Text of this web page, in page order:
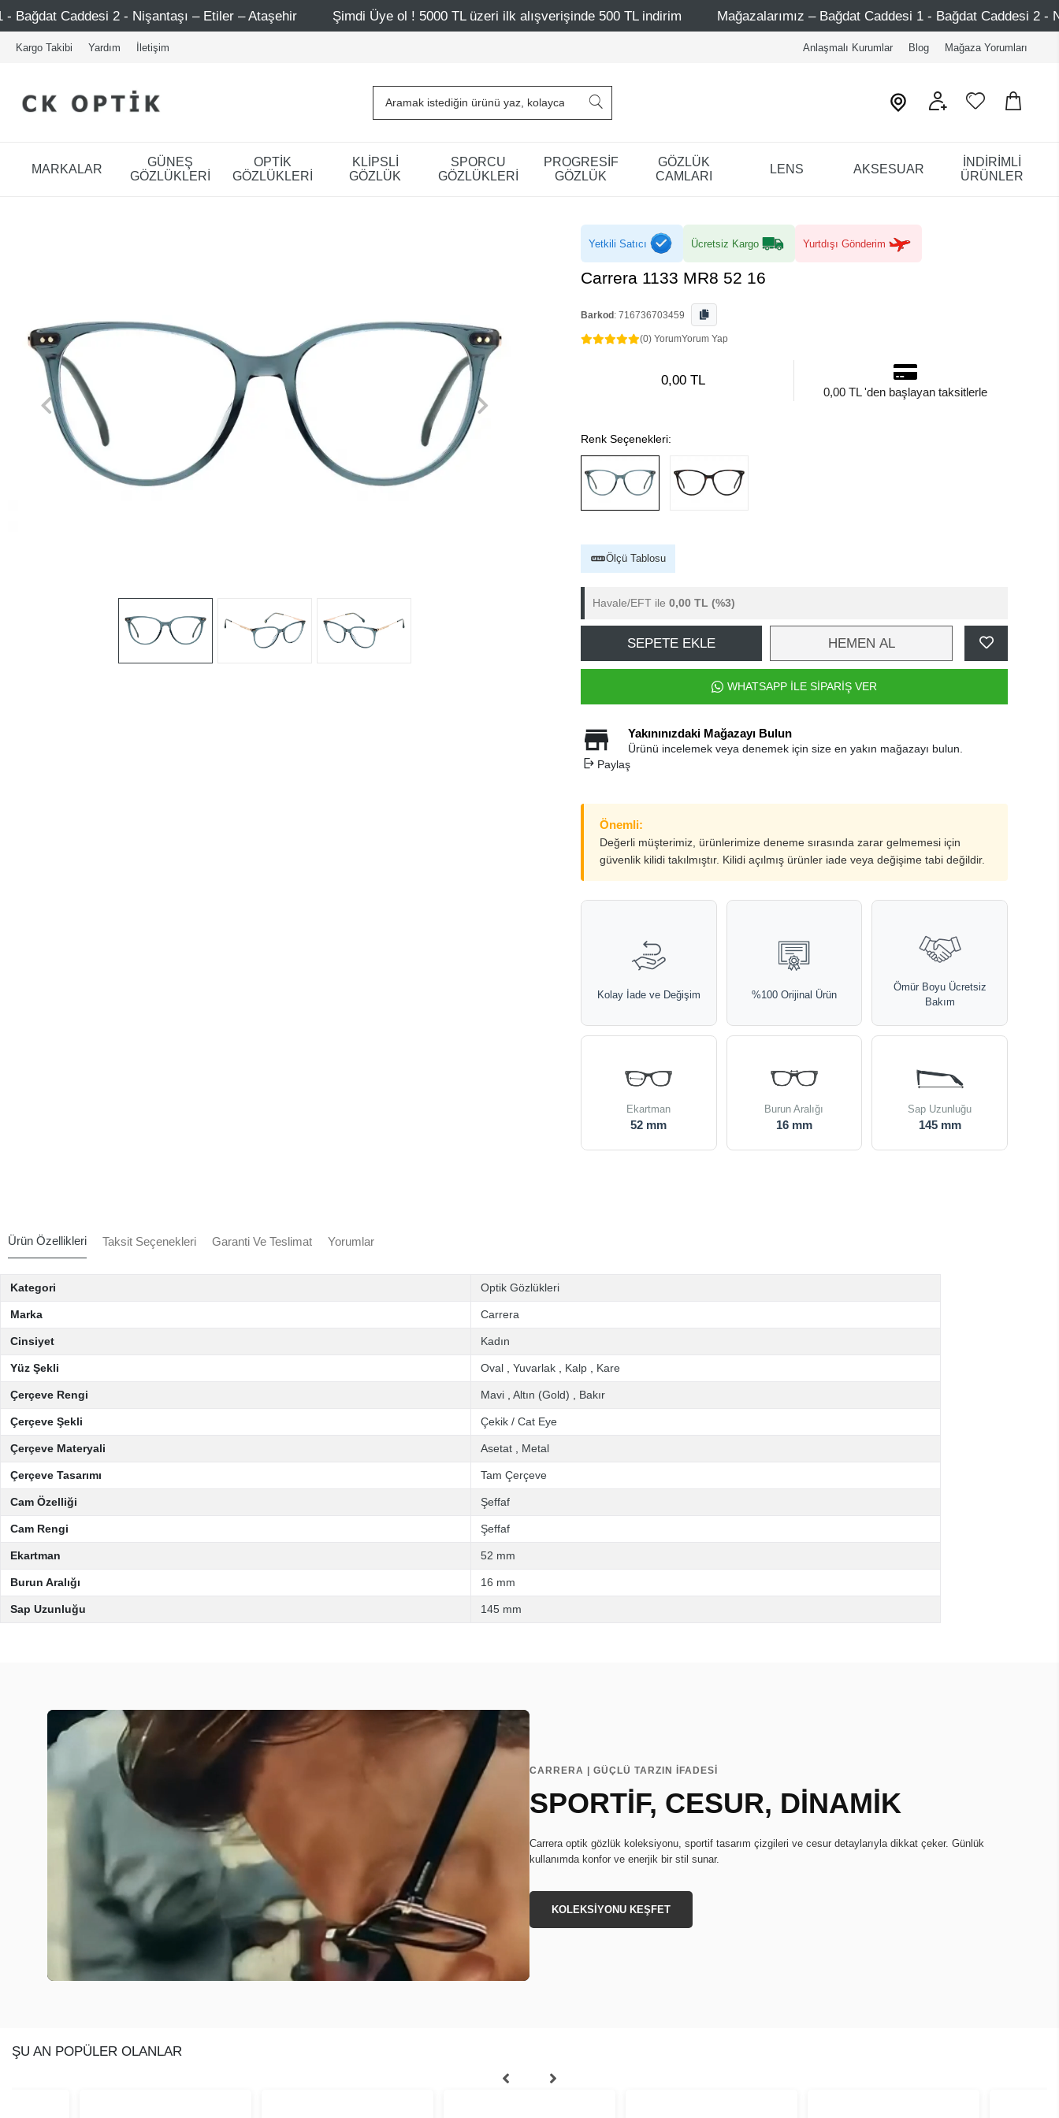
– Etiler – Ataşehir Şimdi Üye ol ! 5000 TL üzeri ilk alışverişinde 500 TL indirim Mağazalarımız – Bağdat Caddesi 1 - Bağdat Caddesi 2 - Nişantaşı – Etiler –
Kargo Takibi Yardım İletişim Anlaşmalı Kurumlar Blog Mağaza Yorumları
MARKALAR
GÜNEŞ
GÖZLÜKLERİ
OPTİK
GÖZLÜKLERİ
KLİPSLİ
GÖZLÜK
SPORCU
GÖZLÜKLERİ
PROGRESİF
GÖZLÜK
GÖZLÜK
CAMLARI
LENS AKSESUAR
İNDİRİMLİ
ÜRÜNLER
Yetkili Satıcı Ücretsiz Kargo Yurtdışı Gönderim
Carrera 1133 MR8 52 16
Barkod : 716736703459
(0) YorumYorum Yap
0,00 TL
0,00 TL 'den başlayan taksitlerle
Renk Seçenekleri:
Ölçü Tablosu
Havale/EFT ile 0,00 TL (%3)
SEPETE EKLE HEMEN AL
WHATSAPP İLE SİPARİŞ VER
Yakınınızdaki Mağazayı Bulun
Ürünü incelemek veya denemek için size en yakın mağazayı bulun.
Paylaş
Önemli:
Değerli müşterimiz, ürünlerimize deneme sırasında zarar gelmemesi için
güvenlik kilidi takılmıştır. Kilidi açılmış ürünler iade veya değişime tabi değildir.
Kolay İade ve Değişim %100 Orijinal Ürün
Ömür Boyu Ücretsiz
Bakım
Ekartman
52 mm
Burun Aralığı
16 mm
Sap Uzunluğu
145 mm
Ürün Özellikleri Taksit Seçenekleri Garanti Ve Teslimat Yorumlar
Kategori Optik Gözlükleri
Marka Carrera
Cinsiyet Kadın
Yüz Şekli Oval Yuvarlak Kalp Kare
Çerçeve Rengi Mavi Altın (Gold) Bakır
Çerçeve Şekli Çekik / Cat Eye
Çerçeve Materyali Asetat Metal
Çerçeve Tasarımı Tam Çerçeve
Cam Özelliği Şeffaf
Cam Rengi Şeffaf
Ekartman 52 mm
Burun Aralığı 16 mm
Sap Uzunluğu 145 mm
CARRERA | GÜÇLÜ TARZIN İFADESİ
SPORTİF, CESUR, DİNAMİK
Carrera optik gözlük koleksiyonu, sportif tasarım çizgileri ve cesur detaylarıyla dikkat çeker. Günlük
kullanımda konfor ve enerjik bir stil sunar.
KOLEKSİYONU KEŞFET
ŞU AN POPÜLER OLANLAR